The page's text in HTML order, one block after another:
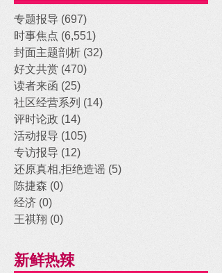
专题报导 (697)
时事焦点 (6,551)
封面主题剖析 (32)
好文共赏 (470)
读者来函 (25)
社区经营系列 (14)
评时论政 (14)
活动报导 (105)
专访报导 (12)
还原真相,拒绝造谣 (5)
陈捷森 (0)
经济 (0)
王祺翔 (0)
新鲜热辣